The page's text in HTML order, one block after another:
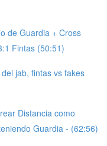
de Guardia + Cross
Fintas (50:51)
jab, fintas vs fakes
Distancia como
Guardia - (62:56)